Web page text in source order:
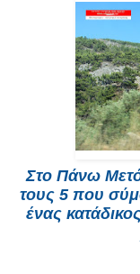
Στο Πάνω
τους 5 που
ένας